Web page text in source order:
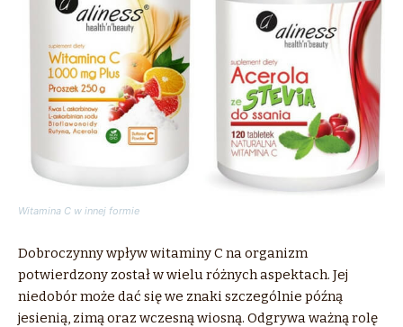
Witamina C w innej formie
Dobroczynny wpływ witaminy C na organizm
potwierdzony został w wielu różnych aspektach. Jej
niedobór może dać się we znaki szczególnie późną
jesienią, zimą oraz wczesną wiosną. Odgrywa ważną rolę